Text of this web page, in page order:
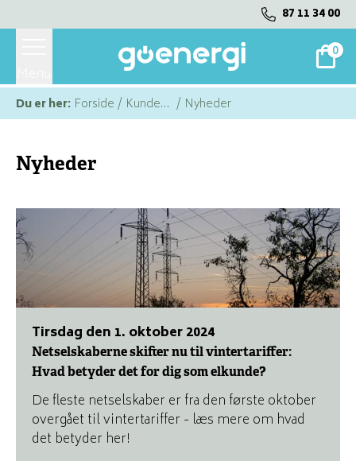
87 11 34 00
0
Du er her: Forside / Kundeservice / Nyheder
Nyheder
tirsdag den 1. oktober 2024
Netselskaberne skifter nu til vintertariffer:
Hvad betyder det for dig som elkunde?
De fleste netselskaber er fra den første oktober
overgået til vintertariffer - læs mere om hvad
det betyder her!